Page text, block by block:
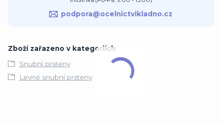
podpora@ocelnictvikladno.cz
Zboží zařazeno v kategoriích
Snubní prsteny
Levné snubní prsteny